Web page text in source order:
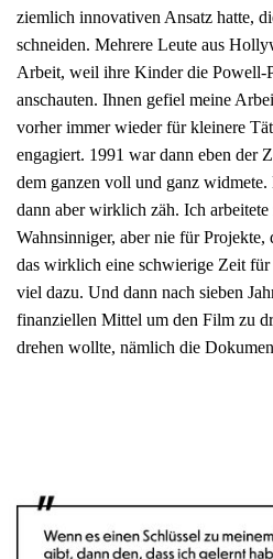
ziemlich innovativen Ansatz hatte,
schneiden. Mehrere Leute aus
Arbeit, weil ihre Kinder die Powell-
anschauten. Ihnen gefiel meine
vorher immer wieder für kleinere
engagiert. 1991 war dann eben der
dem ganzen voll und ganz widmete.
dann aber wirklich zäh. Ich
Wahnsinniger, aber nie für
das wirklich eine schwierige Zeit
viel dazu. Und dann nach sieben
finanziellen Mittel um den Film zu
drehen wollte, nämlich die